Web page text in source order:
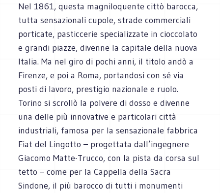
Nel 1861, questa magniloquente cittò barocca,
tutta sensazionali cupole, strade commerciali
porticate, pasticcerie specializzate in cioccolato
e grandi piazze, divenne la capitale della nuova
Italia. Ma nel giro di pochi anni, il titolo andò a
Firenze, e poi a Roma, portandosi con sé via
posti di lavoro, prestigio nazionale e ruolo.
Torino si scrollò la polvere di dosso e divenne
una delle più innovative e particolari città
industriali, famosa per la sensazionale fabbrica
Fiat del Lingotto – progettata dall’ingegnere
Giacomo Matte-Trucco, con la pista da corsa sul
tetto – come per la Cappella della Sacra
Sindone, il più barocco di tutti i monumenti